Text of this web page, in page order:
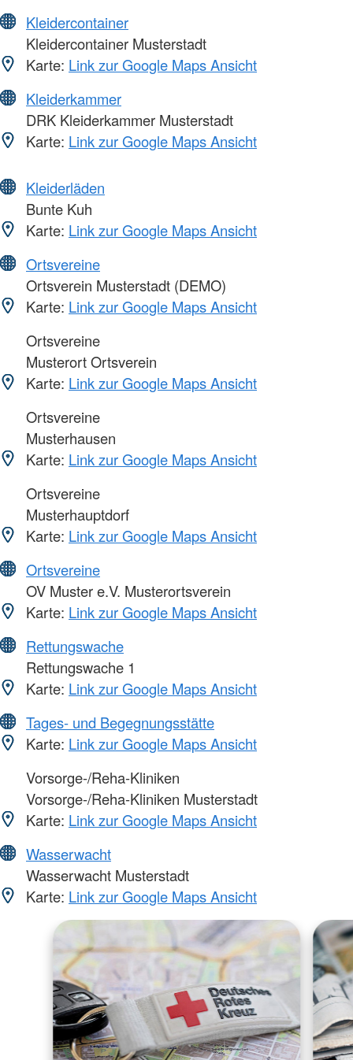
Kleidercontainer
Kleidercontainer Musterstadt
Karte: Link zur Google Maps Ansicht
Kleiderkammer
DRK Kleiderkammer Musterstadt
Karte: Link zur Google Maps Ansicht
Kleiderläden
Bunte Kuh
Karte: Link zur Google Maps Ansicht
Ortsvereine
Ortsverein Musterstadt (DEMO)
Karte: Link zur Google Maps Ansicht
Ortsvereine
Musterort Ortsverein
Karte: Link zur Google Maps Ansicht
Ortsvereine
Musterhausen
Karte: Link zur Google Maps Ansicht
Ortsvereine
Musterhauptdorf
Karte: Link zur Google Maps Ansicht
Ortsvereine
OV Muster e.V. Musterortsverein
Karte: Link zur Google Maps Ansicht
Rettungswache
Rettungswache 1
Karte: Link zur Google Maps Ansicht
Tages- und Begegnungsstätte
Karte: Link zur Google Maps Ansicht
Vorsorge-/Reha-Kliniken
Vorsorge-/Reha-Kliniken Musterstadt
Karte: Link zur Google Maps Ansicht
Wasserwacht
Wasserwacht Musterstadt
Karte: Link zur Google Maps Ansicht